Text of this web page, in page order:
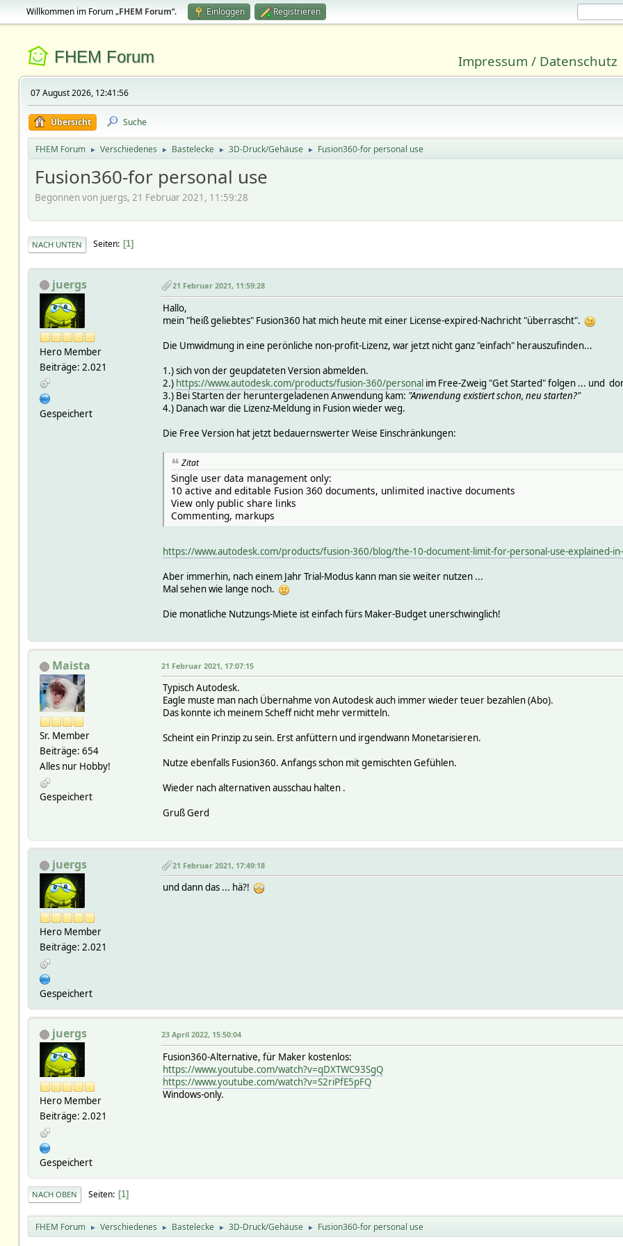
Willkommen im Forum „FHEM Forum“. Einloggen Registrieren
FHEM Forum Impressum / Datenschutz
07 August 2026, 12:41:56
Übersicht Suche
FHEM Forum ► Verschiedenes ► Bastelecke ► 3D-Druck/Gehäuse ► Fusion360-for personal use
Fusion360-for personal use
Begonnen von juergs, 21 Februar 2021, 11:59:28
NACH UNTEN Seiten 1
juergs
Hero Member
Beiträge: 2.021
Gespeichert
21 Februar 2021, 11:59:28
Hallo,
mein "heiß geliebtes" Fusion360 hat mich heute mit einer License-expired-Nachricht "überrascht".
Die Umwidmung in eine perönliche non-profit-Lizenz, war jetzt nicht ganz "einfach" herauszufinden...
1.) sich von der geupdateten Version abmelden.
2.) https://www.autodesk.com/products/fusion-360/personalim Free-Zweig "Get Started" folgen ... und
3.) Bei Starten der heruntergeladenen Anwendung kam: "Anwendung existiert schon, neu starten?"
4.) Danach war die Lizenz-Meldung in Fusion wieder weg.
Die Free Version hat jetzt bedauernswerter Weise Einschränkungen:
Zitat
Single user data management only:
10 active and editable Fusion 360 documents, unlimited inactive documents
View only public share links
Commenting, markups
https://www.autodesk.com/products/fusion-360/blog/the-10-document-limit-for-personal-use-explained-
Aber immerhin, nach einem Jahr Trial-Modus kann man sie weiter nutzen ...
Mal sehen wie lange noch.
Die monatliche Nutzungs-Miete ist einfach fürs Maker-Budget unerschwinglich!
Maista
Sr. Member
Beiträge: 654
Alles nur Hobby!
Gespeichert
21 Februar 2021, 17:07:15
Typisch Autodesk.
Eagle muste man nach Übernahme von Autodesk auch immer wieder teuer bezahlen (Abo).
Das konnte ich meinem Scheff nicht mehr vermitteln.
Scheint ein Prinzip zu sein. Erst anfüttern und irgendwann Monetarisieren.
Nutze ebenfalls Fusion360. Anfangs schon mit gemischten Gefühlen.
Wieder nach alternativen ausschau halten .
Gruß Gerd
juergs
Hero Member
Beiträge: 2.021
Gespeichert
21 Februar 2021, 17:49:18
und dann das ... hä?!
juergs
Hero Member
Beiträge: 2.021
Gespeichert
23 April 2022, 15:50:04
Fusion360-Alternative, für Maker kostenlos:
https://www.youtube.com/watch?v=qDXTWC93SgQ
https://www.youtube.com/watch?v=S2riPfE5pFQ
Windows-only.
NACH OBEN Seiten 1
FHEM Forum ► Verschiedenes ► Bastelecke ► 3D-Druck/Gehäuse ► Fusion360-for personal use